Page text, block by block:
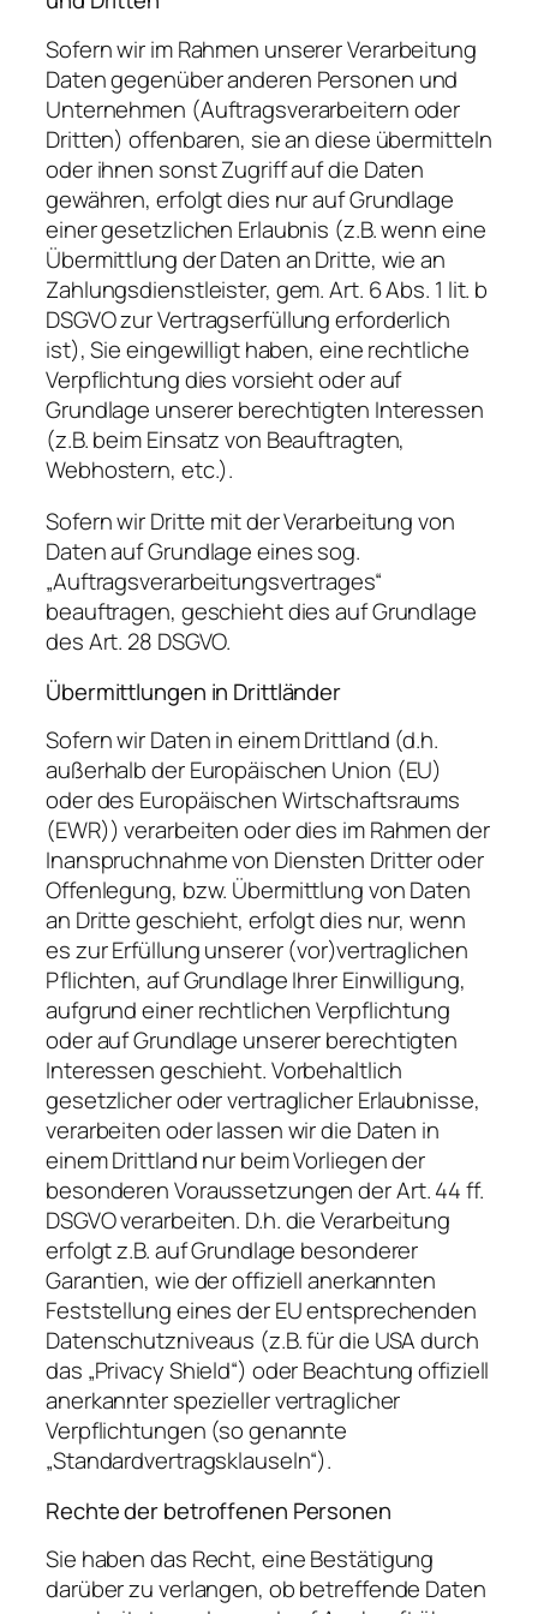
Sofern wir im Rahmen unserer Verarbeitung
Daten gegenüber anderen Personen und
Unternehmen (Auftragsverarbeitern oder
Dritten) offenbaren, sie an diese übermitteln
oder ihnen sonst Zugriff auf die Daten
gewähren, erfolgt dies nur auf Grundlage
einer gesetzlichen Erlaubnis (z.B. wenn eine
Übermittlung der Daten an Dritte, wie an
Zahlungsdienstleister, gem. Art. 6 Abs. 1 lit. b
DSGVO zur Vertragserfüllung erforderlich
ist), Sie eingewilligt haben, eine rechtliche
Verpflichtung dies vorsieht oder auf
Grundlage unserer berechtigten Interessen
(z.B. beim Einsatz von Beauftragten,
Webhostern, etc.).
Sofern wir Dritte mit der Verarbeitung von
Daten auf Grundlage eines sog.
„Auftragsverarbeitungsvertrages“
beauftragen, geschieht dies auf Grundlage
des Art. 28 DSGVO.
Übermittlungen in Drittländer
Sofern wir Daten in einem Drittland (d.h.
außerhalb der Europäischen Union (EU)
oder des Europäischen Wirtschaftsraums
(EWR)) verarbeiten oder dies im Rahmen der
Inanspruchnahme von Diensten Dritter oder
Offenlegung, bzw. Übermittlung von Daten
an Dritte geschieht, erfolgt dies nur, wenn
es zur Erfüllung unserer (vor)vertraglichen
Pflichten, auf Grundlage Ihrer Einwilligung,
aufgrund einer rechtlichen Verpflichtung
oder auf Grundlage unserer berechtigten
Interessen geschieht. Vorbehaltlich
gesetzlicher oder vertraglicher Erlaubnisse,
verarbeiten oder lassen wir die Daten in
einem Drittland nur beim Vorliegen der
besonderen Voraussetzungen der Art. 44 ff.
DSGVO verarbeiten. D.h. die Verarbeitung
erfolgt z.B. auf Grundlage besonderer
Garantien, wie der offiziell anerkannten
Feststellung eines der EU entsprechenden
Datenschutzniveaus (z.B. für die USA durch
das „Privacy Shield“) oder Beachtung offiziell
anerkannter spezieller vertraglicher
Verpflichtungen (so genannte
„Standardvertragsklauseln“).
Rechte der betroffenen Personen
Sie haben das Recht, eine Bestätigung
darüber zu verlangen, ob betreffende Daten